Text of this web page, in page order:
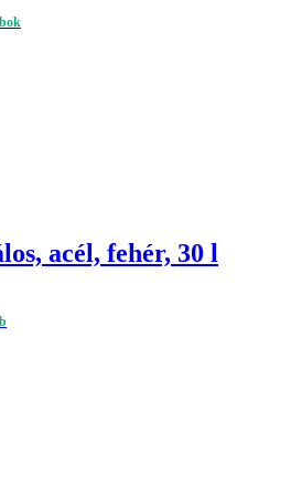
acél, fehér, 30 l